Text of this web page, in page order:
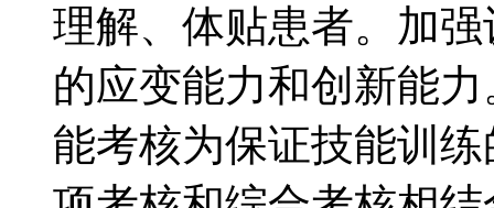
理解、体贴患者。加
的应变能力和创新能
能考核为保证技能训